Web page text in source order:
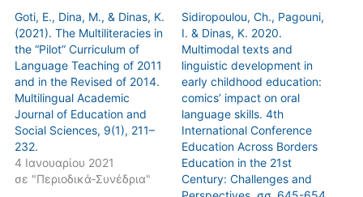
Goti, E., Dina, M., & Dinas, K.
(2021). The Multiliteracies in
the “Pilot” Curriculum of
Language Teaching of 2011
and in the Revised of 2014.
Multilingual Academic
Journal of Education and
Social Sciences, 9(1), 211–
232.
4 Ιανουαρίου 2021
σε "Περιοδικά-Συνέδρια"
Sidiropoulou, Ch., Pagouni,
I. & Dinas, K. 2020.
Multimodal texts and
linguistic development in
early childhood education:
comics’ impact on oral
language skills. 4th
International Conference
Education Across Borders
Education in the 21st
Century: Challenges and